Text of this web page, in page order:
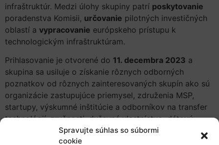
Spravujte súhlas so súbormi
cookie
infraštruktúr. Medzi úlohy skupiny patrí poskytovanie
poradenstva Komisii, určovanie pilotných investičných
oblastí a vypracovanie európskeho prístupu k
technologickým infraštruktúram.
Prihlasovanie je otvorené do 11. decembra 2023 a
skupina sa usiluje o získanie rôznych odborných
poznatkov od rôznych zainteresovaných skupín ako sú
organizácie zastupujúce priemysel, združenia MSP,
startupy, výskumné inštitúcie a odborníkov na transfer
technológií, zručnosti, duševné vlastníctvo, dátový
manažment a synergie medzi rôznymi finančnými